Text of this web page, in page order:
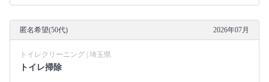
匿名希望(50代) 2026年07月
トイレクリーニング | 埼玉県
トイレ掃除